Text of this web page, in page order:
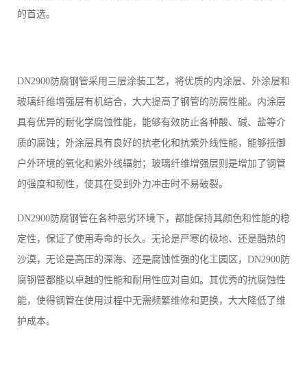
的首选。
DN2900防腐钢管采用三层涂装工艺，将优质的内涂层、外涂层和
玻璃纤维增强层有机结合，大大提高了钢管的防腐性能。内涂层
具有优异的耐化学腐蚀性能，能够有效防止各种酸、碱、盐等介
质的腐蚀；外涂层具有良好的抗老化和抗紫外线性能，能够抵御
户外环境的氧化和紫外线辐射；玻璃纤维增强层则是增加了钢管
的强度和韧性，使其在受到外力冲击时不易破裂。
DN2900防腐钢管在各种恶劣环境下，都能保持其颜色和性能的稳
定性，保证了使用寿命的长久。无论是严寒的极地、还是酷热的
沙漠，无论是高压的深海、还是腐蚀性强的化工园区，DN2900防
腐钢管都能以卓越的性能和耐用性应对自如。其优秀的抗腐蚀性
能，使得钢管在使用过程中无需频繁维修和更换，大大降低了维
护成本。